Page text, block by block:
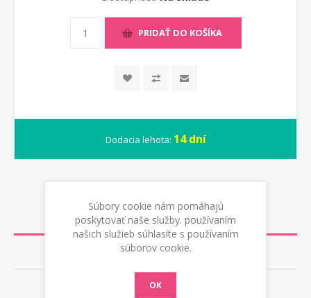
PRIDAŤ DO KOŠÍKA
Dodacia lehota: 14 dní
POPIS
TECHNICKÉ ÚDAJE
RECENZIE
Súbory cookie nám pomáhajú
poskytovať naše služby. používaním
našich služieb súhlasíte s používaním
súborov cookie.
OK